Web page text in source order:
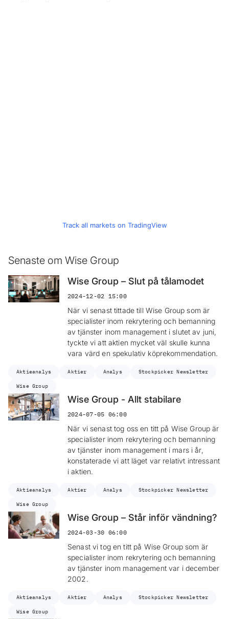
Track all markets on TradingView
Senaste om Wise Group
Wise Group – Slut på tålamodet
2024-12-02 15:00
När vi senast tittade till Wise Group som är
specialister inom rekrytering och bemanning
av tjänster inom management i slutet av juni,
tyckte vi att aktien mycket väl skulle kunna
vara värd en spekulativ köprekommendation.
Aktieanalys Aktier Analys Stockpicker Newsletter
Wise Group
Wise Group - Allt stabilare
2024-07-05 06:00
När vi senast tog oss en titt på Wise Group är
specialister inom rekrytering och bemanning
av tjänster inom management i mars i år,
konstaterade vi att läget var relativt intressant
i aktien.
Aktieanalys Aktier Analys Stockpicker Newsletter
Wise Group
Wise Group – Står inför vändning?
2024-03-30 06:00
Senast vi tog en titt på Wise Group som är
specialister inom rekrytering och bemanning
av tjänster inom management var i december
2002.
Aktieanalys Aktier Analys Stockpicker Newsletter
Wise Group